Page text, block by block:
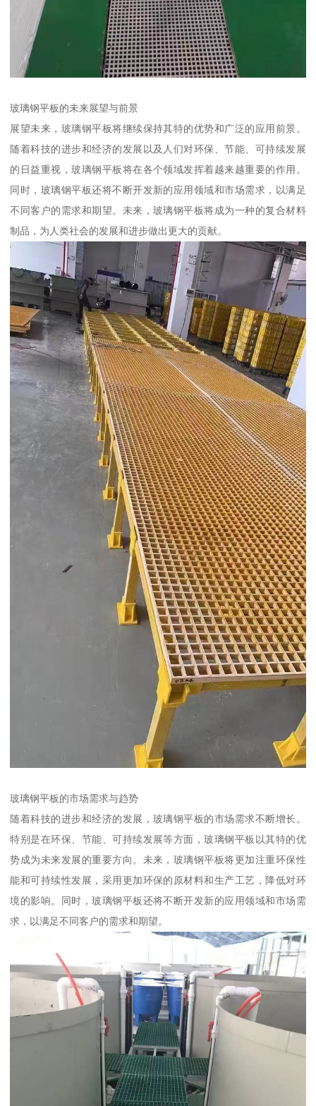
玻璃钢平板的未来展望与前景
展望未来，玻璃钢平板将继续保持其特的优势和广泛的应用前景。
随着科技的进步和经济的发展以及人们对环保、节能、可持续发展
的日益重视，玻璃钢平板将在各个领域发挥着越来越重要的作用。
同时，玻璃钢平板还将不断开发新的应用领域和市场需求，以满足
不同客户的需求和期望。未来，玻璃钢平板将成为一种的复合材料
制品，为人类社会的发展和进步做出更大的贡献。
玻璃钢平板的市场需求与趋势
随着科技的进步和经济的发展，玻璃钢平板的市场需求不断增长。
特别是在环保、节能、可持续发展等方面，玻璃钢平板以其特的优
势成为未来发展的重要方向。未来，玻璃钢平板将更加注重环保性
能和可持续性发展，采用更加环保的原材料和生产工艺，降低对环
境的影响。同时，玻璃钢平板还将不断开发新的应用领域和市场需
求，以满足不同客户的需求和期望。